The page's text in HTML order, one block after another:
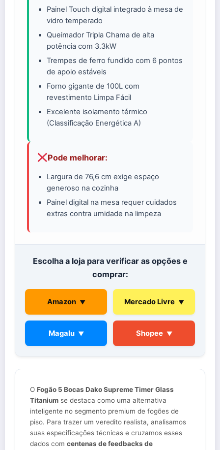
Painel Touch digital integrado à mesa de
vidro temperado
Queimador Tripla Chama de alta
potência com 3.3kW
Trempes de ferro fundido com 6 pontos
de apoio estáveis
Forno gigante de 100L com
revestimento Limpa Fácil
Excelente isolamento térmico
(Classificação Energética A)
Pode melhorar:
Largura de 76,6 cm exige espaço
generoso na cozinha
Painel digital na mesa requer cuidados
extras contra umidade na limpeza
Escolha a loja para verificar as opções e
comprar:
Amazon ▼ Mercado Livre ▼
Magalu ▼ Shopee ▼
O Fogão 5 Bocas Dako Supreme Timer Glass
Titanium se destaca como uma alternativa
inteligente no segmento premium de fogões de
piso. Para trazer um veredito realista, analisamos
suas especificações técnicas e cruzamos esses
dados com centenas de feedbacks de